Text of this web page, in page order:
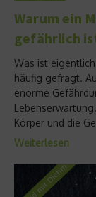
Warum ein
gefährlich
Was ist
häufig gefragt.
enorme
Körper und die
Weiterlesen